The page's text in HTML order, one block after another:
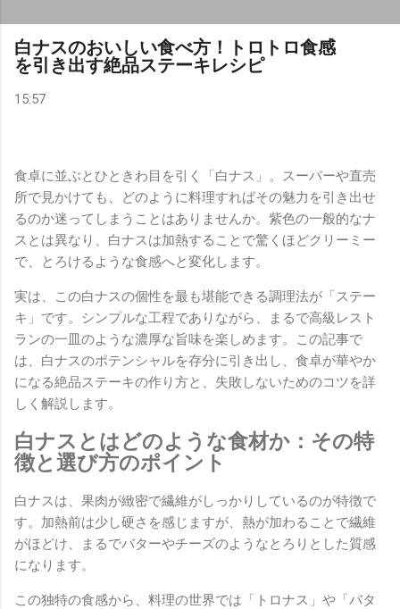
白ナスのおいしい食べ方！トロトロ食感
を引き出す絶品ステーキレシピ
15:57
食卓に並ぶとひときわ目を引く「白ナス」。スーパーや直売
所で見かけても、どのように料理すればその魅力を引き出せ
るのか迷ってしまうことはありませんか。紫色の一般的なナ
スとは異なり、白ナスは加熱することで驚くほどクリーミー
で、とろけるような食感へと変化します。
実は、この白ナスの個性を最も堪能できる調理法が「ステー
キ」です。シンプルな工程でありながら、まるで高級レスト
ランの一皿のような濃厚な旨味を楽しめます。この記事で
は、白ナスのポテンシャルを存分に引き出し、食卓が華やか
になる絶品ステーキの作り方と、失敗しないためのコツを詳
しく解説します。
白ナスとはどのような食材か：その特
徴と選び方のポイント
白ナスは、果肉が緻密で繊維がしっかりしているのが特徴で
す。加熱前は少し硬さを感じますが、熱が加わることで繊維
がほどけ、まるでバターやチーズのようなとろりとした質感
になります。
この独特の食感から、料理の世界では「トロナス」や「バタ